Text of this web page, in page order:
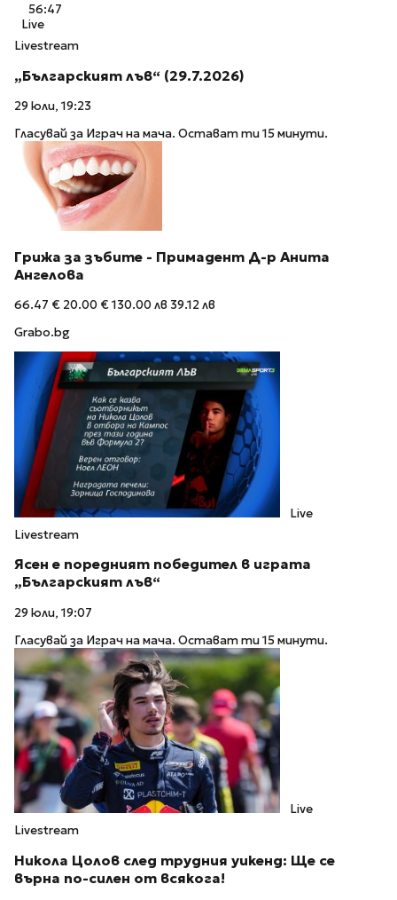
56:47
Live
Livestream
„Българският лъв“ (29.7.2026)
29 юли, 19:23
Гласувай за Играч на мача. Остават ти 15 минути.
Грижа за зъбите - Примадент Д-р Анита
Ангелова
66.47 € 20.00 €130.00 лв 39.12 лв
Grabo.bg
Live
Livestream
Ясен е поредният победител в играта
„Българският лъв“
29 юли, 19:07
Гласувай за Играч на мача. Остават ти 15 минути.
Live
Livestream
Никола Цолов след трудния уикенд: Ще се
върна по-силен от всякога!